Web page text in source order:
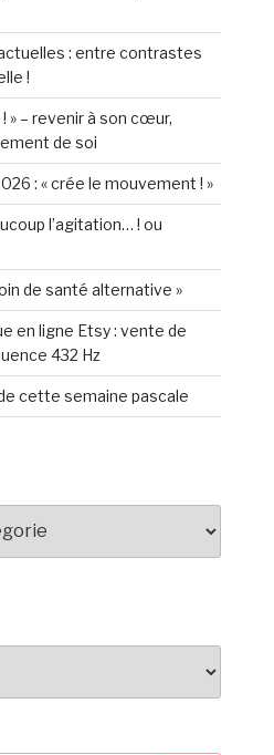
: entre contrastes
!
» – revenir à son cœur,
de soi
: « crée le mouvement ! »
l’agitation… ! ou
de santé alternative »
en ligne Etsy : vente de
432 Hz
cette semaine pascale